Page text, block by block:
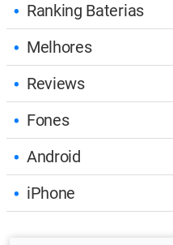
Ranking Baterias
Melhores
Reviews
Fones
Android
iPhone